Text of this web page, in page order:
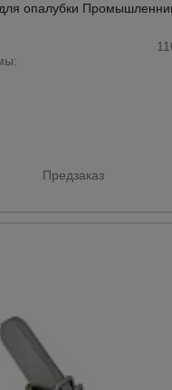
опалубки
Предзаказ